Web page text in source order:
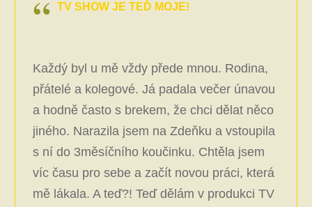
TV SHOW JE TEĎ MOJE!
Každý byl u mě vždy přede mnou. Rodina,
přátelé a kolegové. Já padala večer únavou
a hodně často s brekem, že chci dělat něco
jiného. Narazila jsem na Zdeňku a vstoupila
s ní do 3měsíčního koučinku. Chtěla jsem
víc času pro sebe a začít novou práci, která
mě lákala. A teď?! Teď dělám v produkci TV